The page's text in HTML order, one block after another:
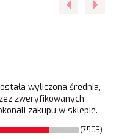
wyliczona średnia,
zweryfikowanych
zakupu w sklepie.
(7503)